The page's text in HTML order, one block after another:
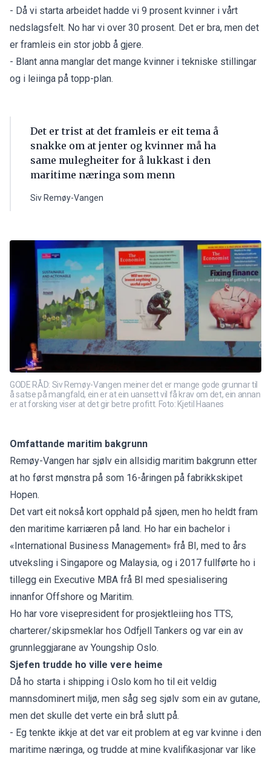
- Då vi starta arbeidet hadde vi 9 prosent kvinner i vårt
nedslagsfelt. No har vi over 30 prosent. Det er bra, men det
er framleis ein stor jobb å gjere.
- Blant anna manglar det mange kvinner i tekniske stillingar
og i leiinga på topp-plan.
Det er trist at det framleis er eit tema å
snakke om at jenter og kvinner må ha
same mulegheiter for å lukkast i den
maritime næringa som menn
Siv Remøy-Vangen
GODE RÅD: Siv Remøy-Vangen meiner det er mange gode grunnar til
å satse på mangfald, ein er at ein uansett vil få krav om det, ein annan
er at forsking viser at det gir betre profitt. Foto: Kjetil Haanes
Omfattande maritim bakgrunn
Remøy-Vangen har sjølv ein allsidig maritim bakgrunn etter
at ho først mønstra på som 16-åringen på fabrikkskipet
Hopen.
Det vart eit nokså kort opphald på sjøen, men ho heldt fram
den maritime karriæren på land. Ho har ein bachelor i
«International Business Management» frå BI, med to års
utveksling i Singapore og Malaysia, og i 2017 fullførte ho i
tillegg ein Executive MBA frå BI med spesialisering
innanfor Offshore og Maritim.
Ho har vore visepresident for prosjektleiing hos TTS,
charterer/skipsmeklar hos Odfjell Tankers og var ein av
grunnleggjarane av Youngship Oslo.
Sjefen trudde ho ville vere heime
Då ho starta i shipping i Oslo kom ho til eit veldig
mannsdominert miljø, men såg seg sjølv som ein av gutane,
men det skulle det verte ein brå slutt på.
- Eg tenkte ikkje at det var eit problem at eg var kvinne i den
maritime næringa, og trudde at mine kvalifikasjonar var like